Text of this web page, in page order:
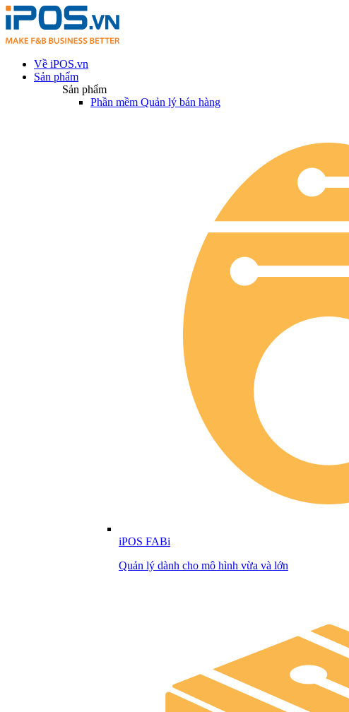
Về iPOS.vn
Sản phẩm
Sản phẩm
Phần mềm Quản lý bán hàng
iPOS FABi
Quản lý dành cho mô hình vừa và lớn